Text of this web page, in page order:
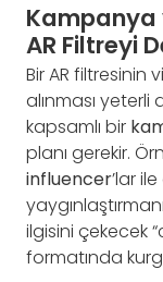
Kampanya
AR Filtreyi
Bir AR filtresinin
alınması
kapsamlı bir
planı gerekir.
influencer’lar
ilgisini çekecek
formatında